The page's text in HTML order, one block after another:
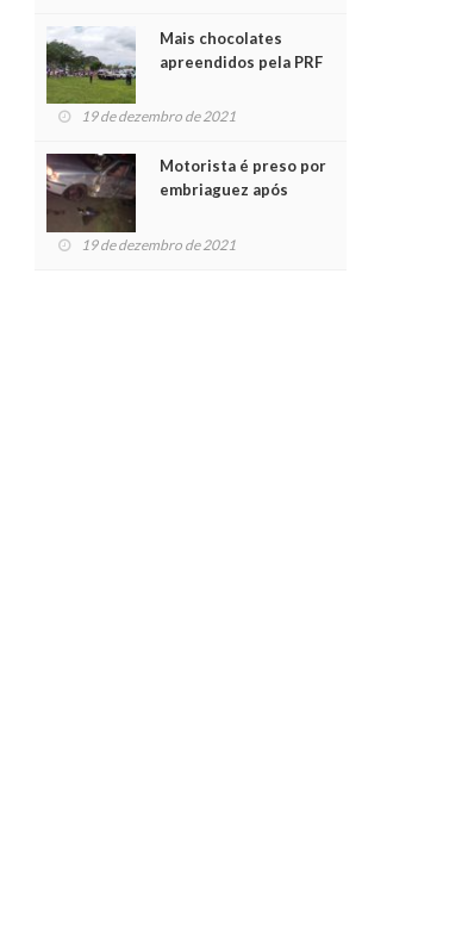
Mais chocolates
apreendidos pela PRF
crianças no Natal
19 de dezembro de 2021
Motorista é preso por
embriaguez após
feridos
19 de dezembro de 2021